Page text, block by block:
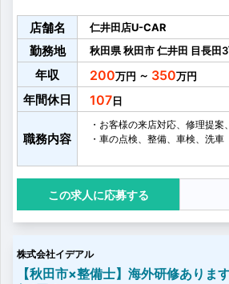
店舗名 仁井田店U-CAR
勤務地 秋田県秋田市仁井田 目長田
年収 200 ～ 350
年間休日 107
職務内容
・お客様の来店対応、修理提案
・車の点検、整備、車検、洗車
応募する
株式会社イデアル
【秋田市×整備士】海外研修ありま